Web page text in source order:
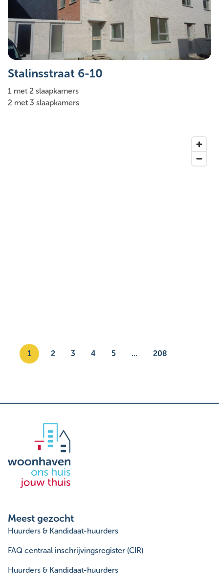
Stalinsstraat 6-10
1 met 2 slaapkamers
2 met 3 slaapkamers
1 2 3 4 5 ... 208
Meest gezocht
Huurders & Kandidaat-huurders
FAQ centraal inschrijvingsregister (CIR)
Huurders & Kandidaat-huurders